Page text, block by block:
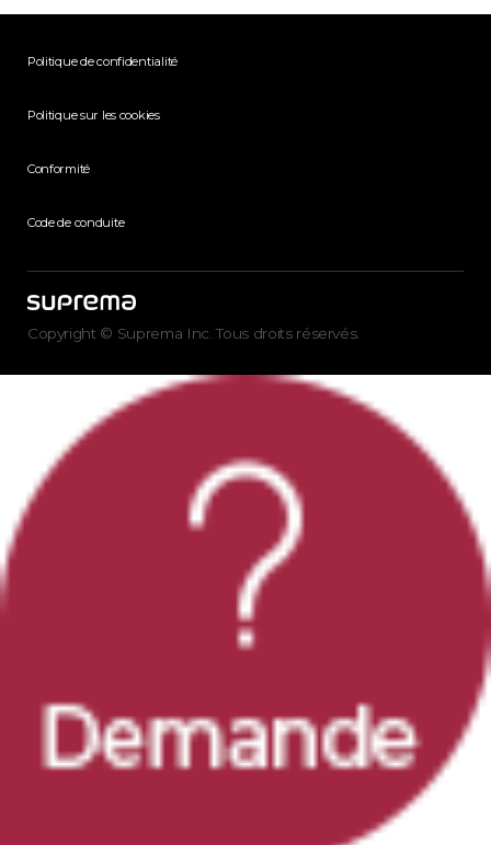
Politique de confidentialité
Politique sur les cookies
Conformité
Code de conduite
Copyright © Suprema Inc. Tous droits réservés.